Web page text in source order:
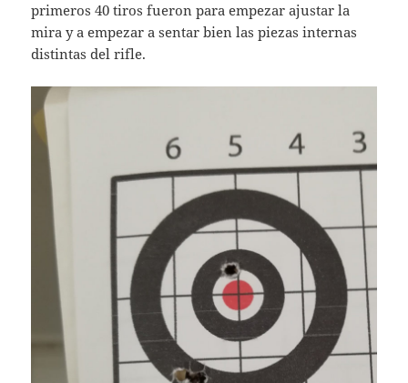
primeros 40 tiros fueron para empezar ajustar la
mira y a empezar a sentar bien las piezas internas
distintas del rifle.